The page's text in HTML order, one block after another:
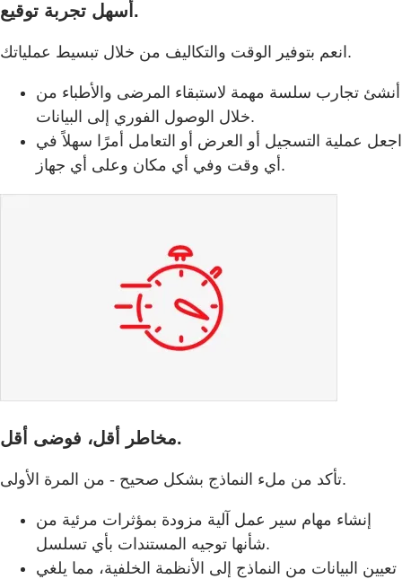
أسهل تجربة توقيع.
انعم بتوفير الوقت والتكاليف من خلال تبسيط عملياتك.
أنشئ تجارب سلسة مهمة لاستبقاء المرضى والأطباء من
خلال الوصول الفوري إلى البيانات.
اجعل عملية التسجيل أو العرض أو التعامل أمرًا سهلاً في
أي وقت وفي أي مكان وعلى أي جهاز.
مخاطر أقل، فوضى أقل.
تأكد من ملء النماذج بشكل صحيح - من المرة الأولى.
إنشاء مهام سير عمل آلية مزودة بمؤثرات مرئية من
شأنها توجيه المستندات بأي تسلسل.
تعيين البيانات من النماذج إلى الأنظمة الخلفية، مما يلغي